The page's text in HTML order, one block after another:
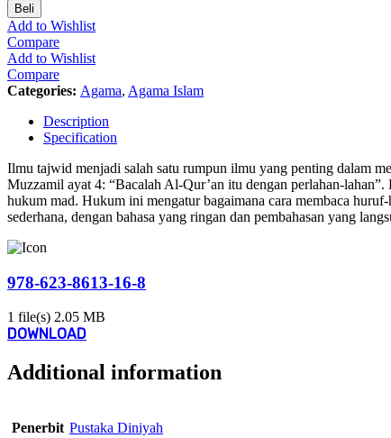
Beli
Add to Wishlist
Compare
Add to Wishlist
Compare
Categories: Agama, Agama Islam
Description
Specification
Ilmu tajwid menjadi salah satu rumpun ilmu yang penting dalam
Muzzamil ayat 4: “Bacalah Al-Qur’an itu dengan perlahan-
hukum mad. Hukum ini mengatur bagaimana cara membaca
sederhana, dengan bahasa yang ringan dan pembahasan yang
978-623-8613-16-8
1 file(s) 2.05 MB
DOWNLOAD
Additional information
Penerbit Pustaka Diniyah